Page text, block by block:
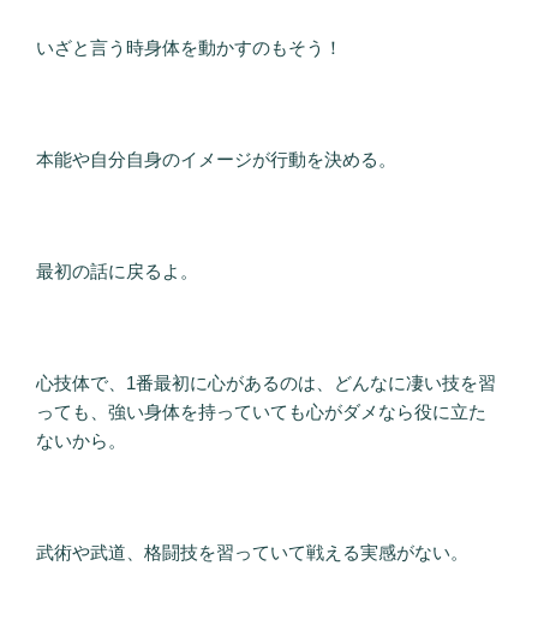
いざと言う時身体を動かすのもそう！
本能や自分自身のイメージが行動を決める。
最初の話に戻るよ。
心技体で、1番最初に心があるのは、どんなに凄い技を習
っても、強い身体を持っていても心がダメなら役に立た
ないから。
武術や武道、格闘技を習っていて戦える実感がない。